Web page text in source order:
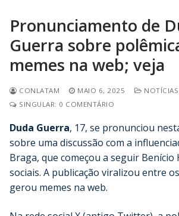
Pronunciamento de
Guerra sobre
memes na web; veja
CONLATAM MAIO 6, 2025
NOTÍCIAS
SINGULAR: 0 COMENTÁRIO
Duda Guerra, 17, se pronunciou
sobre uma discussão com a
Braga, que começou a seguir Benício
sociais. A publicação viralizou entre
gerou memes na web.